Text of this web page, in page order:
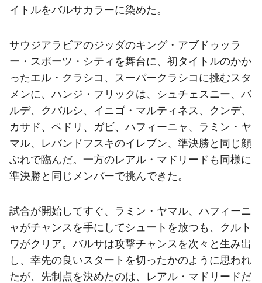
イトルをバルサカラーに染めた。
サウジアラビアのジッダのキング・アブドゥッラ
ー・スポーツ・シティを舞台に、初タイトルのかか
ったエル・クラシコ、スーパークラシコに挑むスタ
メンに、ハンジ・フリックは、シュチェスニー、バ
ルデ、クバルシ、イニゴ・マルティネス、クンデ、
カサド、ペドリ、ガビ、ハフィーニャ、ラミン・ヤ
マル、レバンドフスキのイレブン、準決勝と同じ顔
ぶれで臨んだ。一方のレアル・マドリードも同様に
準決勝と同じメンバーで挑んできた。
試合が開始してすぐ、ラミン・ヤマル、ハフィーニ
ャがチャンスを手にしてシュートを放つも、クルト
ワがクリア。バルサは攻撃チャンスを次々と生み出
し、幸先の良いスタートを切ったかのように思われ
たが、先制点を決めたのは、レアル・マドリードだ